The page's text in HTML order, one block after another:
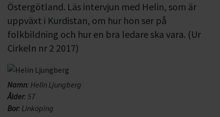
Östergötland. Läs intervjun med Helin, som är
uppväxt i Kurdistan, om hur hon ser på
folkbildning och hur en bra ledare ska vara. (Ur
Cirkeln nr 2 2017)
Namn: Helin Ljungberg
Ålder: 57
Bor: Linköping